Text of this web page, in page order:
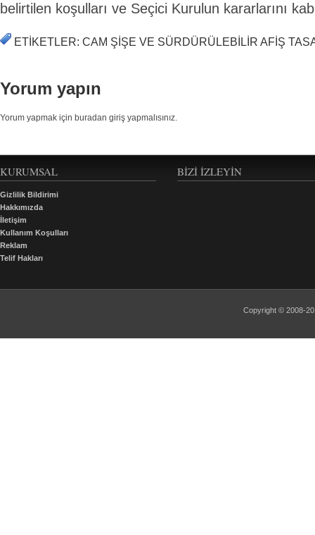
belirtilen koşulları ve Seçici Kurulun kararlarını
ETIKETLER: CAM ŞIŞE VE SÜRDÜRÜLEBILIR AFIŞ
Yorum yapın
Yorum yapmak için buradan giriş yapmalısınız.
KURUMSAL
Gizlilik Bildirimi
Hakkımızda
İletişim
Kullanım Koşulları
Reklam
Telif Hakları
BIZI İZLEYIN
Copyright © 2008-